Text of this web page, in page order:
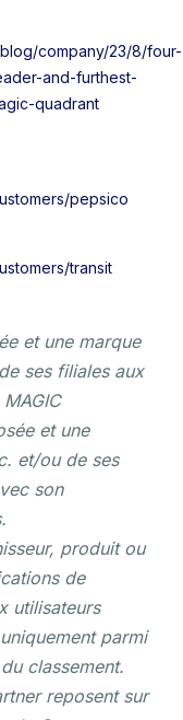
company/23/8/four-
and-furthest-
quadrant
pepsico
transit
et une marque
ses filiales aux
et une
et/ou de ses
son
produit ou
de
utilisateurs
parmi
classement.
reposent sur